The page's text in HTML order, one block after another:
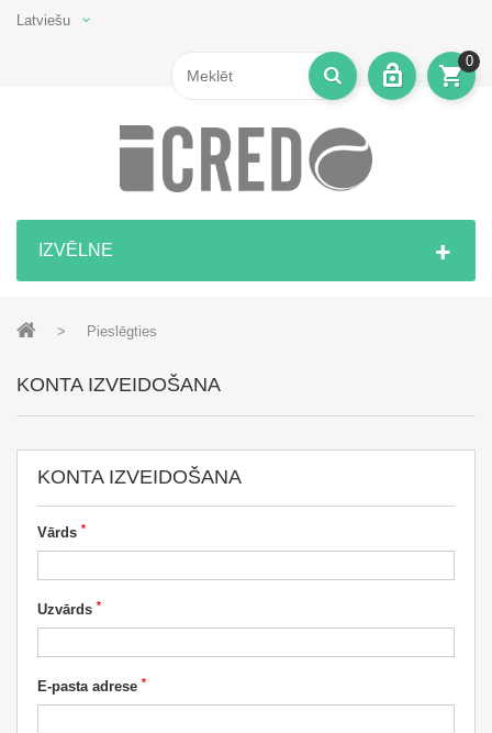
Latviešu
0
IZVĒLNE
> Pieslēgties
KONTA IZVEIDOŠANA
KONTA IZVEIDOŠANA
Vārds *
Uzvārds *
E-pasta adrese *